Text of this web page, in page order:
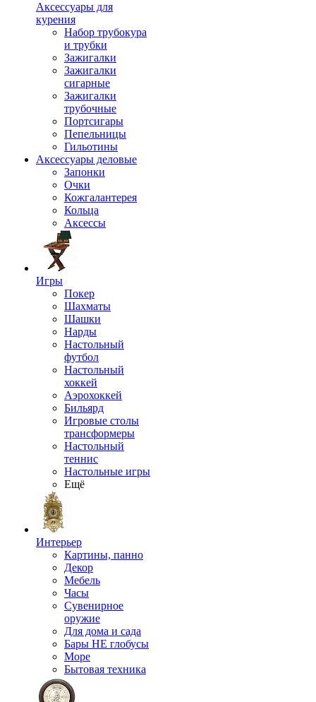
Аксессуары для
курения
Набор трубокура
и трубки
Зажигалки
Зажигалки
сигарные
Зажигалки
трубочные
Портсигары
Пепельницы
Гильотины
Аксессуары деловые
Запонки
Очки
Кожгалантерея
Кольца
Аксессы
Игры
Покер
Шахматы
Шашки
Нарды
Настольный
футбол
Настольный
хоккей
Аэрохоккей
Бильярд
Игровые столы
трансформеры
Настольный
теннис
Настольные игры
Ещё
Интерьер
Картины, панно
Декор
Мебель
Часы
Сувенирное
оружие
Для дома и сада
Бары НЕ глобусы
Море
Бытовая техника